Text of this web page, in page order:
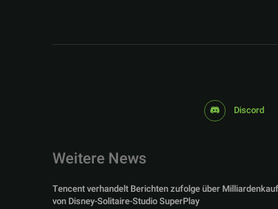
Discord
Weitere News
Tencent verhandelt Berichten zufolge über Milliardenkauf
von Disney-Solitaire-Studio SuperPlay